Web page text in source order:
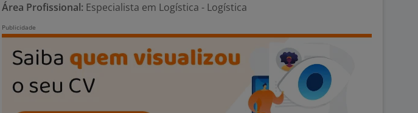
Área Profissional: Especialista em Logística - Logística